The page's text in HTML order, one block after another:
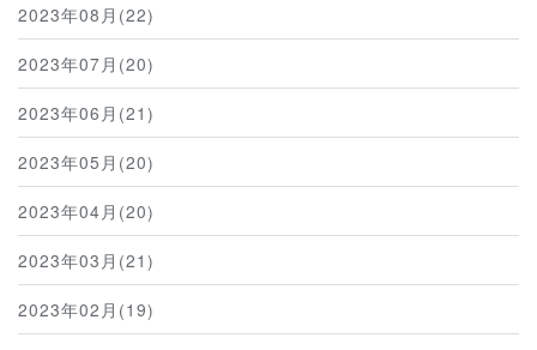
2023年08月(22)
2023年07月(20)
2023年06月(21)
2023年05月(20)
2023年04月(20)
2023年03月(21)
2023年02月(19)